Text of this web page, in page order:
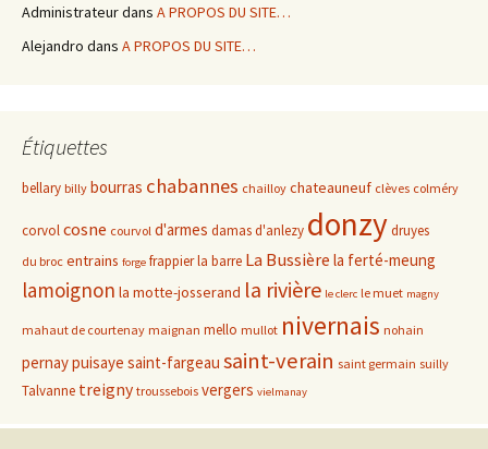
Administrateurdans A PROPOS DU SITE…
Alejandro dans A PROPOS DU SITE…
Étiquettes
bellary billy bourras chabannes chailloy chateauneuf clèves colméry
corvolcosne courvol d'armes damas d'anlezy donzydruyes
du broc entrains forge frappierla barre La Bussière la ferté-meung
lamoignon la motte-josserand la rivière le clerc le muet magny
mahaut de courtenay maignan mello mullot nivernais nohain
pernaypuisaye saint-fargeau saint-verain saint germain suilly
Talvanne treigny troussebois vergers vielmanay